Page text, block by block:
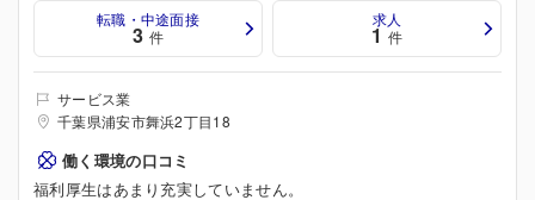
転職・中途面接
3 件
求人
1 件
サービス業
千葉県浦安市舞浜2丁目18
働く環境の口コミ
福利厚生はあまり充実していません。